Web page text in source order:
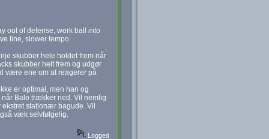
out of defense, work ball into
line, slower tempo.
skubber hele holdet frem når
skubber helt frem og udgør
være ene om at reagerer på
er optimal, men han og
Balo trækker ned. Vil nemlig
stationær bagude. Vil
væk selvfølgelig.
Logged